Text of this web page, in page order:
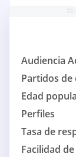
Audiencia
Partidos de
Edad
Perfiles
Tasa de
Facilidad